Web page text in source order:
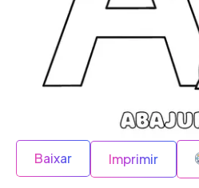
Baixar Imprimir